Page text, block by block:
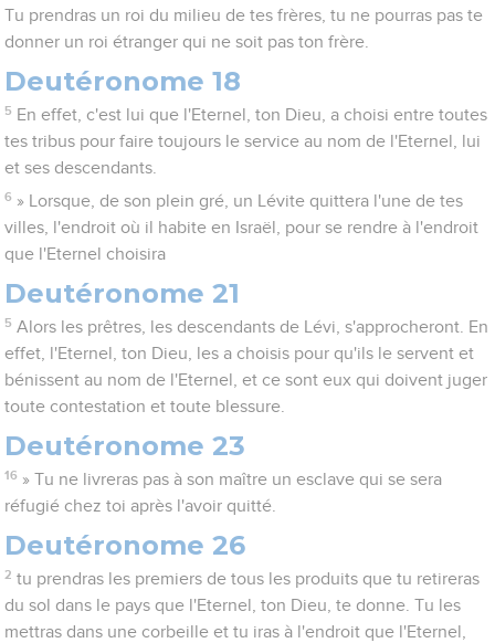
Tu prendras un roi du milieu de tes frères, tu ne pourras pas te
donner un roi étranger qui ne soit pas ton frère.
Deutéronome 18
5 En effet, c'est lui que l'Eternel, ton Dieu, a choisi entre toutes
tes tribus pour faire toujours le service au nom de l'Eternel, lui
et ses descendants.
6 » Lorsque, de son plein gré, un Lévite quittera l'une de tes
villes, l'endroit où il habite en Israël, pour se rendre à l'endroit
que l'Eternel choisira
Deutéronome 21
5 Alors les prêtres, les descendants de Lévi, s'approcheront. En
effet, l'Eternel, ton Dieu, les a choisis pour qu'ils le servent et
bénissent au nom de l'Eternel, et ce sont eux qui doivent juger
toute contestation et toute blessure.
Deutéronome 23
16 » Tu ne livreras pas à son maître un esclave qui se sera
réfugié chez toi après l'avoir quitté.
Deutéronome 26
2 tu prendras les premiers de tous les produits que tu retireras
du sol dans le pays que l'Eternel, ton Dieu, te donne. Tu les
mettras dans une corbeille et tu iras à l'endroit que l'Eternel,